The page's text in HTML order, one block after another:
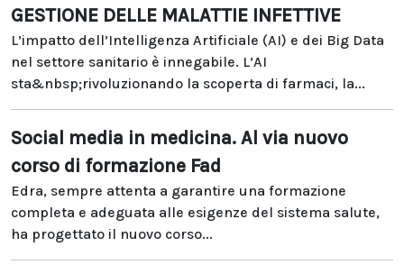
GESTIONE DELLE MALATTIE INFETTIVE
L’impatto dell’Intelligenza Artificiale (AI) e dei Big Data
nel settore sanitario è innegabile. L’AI
sta&nbsp;rivoluzionando la scoperta di farmaci, la...
Social media in medicina. Al via nuovo
corso di formazione Fad
Edra, sempre attenta a garantire una formazione
completa e adeguata alle esigenze del sistema salute,
ha progettato il nuovo corso...